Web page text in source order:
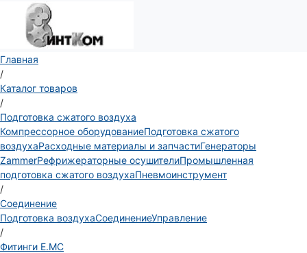
Главная
/
Каталог товаров
/
Подготовка сжатого воздуха
Компрессорное оборудованиеПодготовка сжатого
воздухаРасходные материалы и запчастиГенераторы
ZammerРефрижераторные осушителиПромышленная
подготовка сжатого воздухаПневмоинструмент
/
Соединение
Подготовка воздухаСоединениеУправление
/
Фитинги E.MC